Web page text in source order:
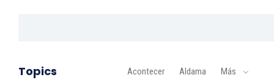
Topics Acontecer Aldama Más